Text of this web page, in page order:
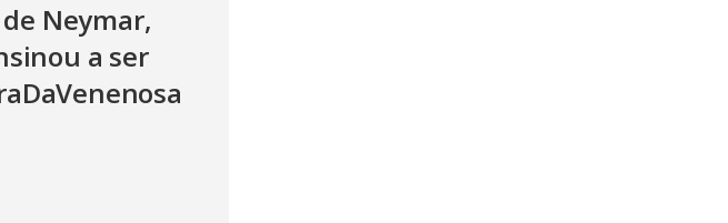
Neymar,
a ser